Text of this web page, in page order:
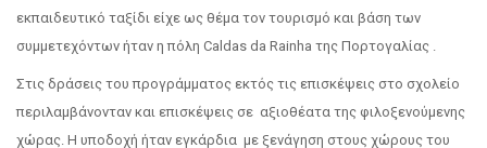
εκπαιδευτικό ταξίδι είχε ως θέμα τον τουρισμό και βάση των
συμμετεχόντων ήταν η πόλη Caldas da Rainha της Πορτογαλίας .
Στις δράσεις του προγράμματος εκτός τις επισκέψεις στο σχολείο
περιλαμβάνονταν και επισκέψεις σε αξιοθέατα της φιλοξενούμενης
χώρας. Η υποδοχή ήταν εγκάρδια με ξενάγηση στους χώρους του